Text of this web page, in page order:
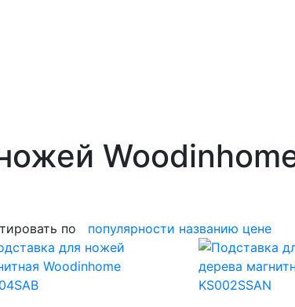
по популярности названию цене